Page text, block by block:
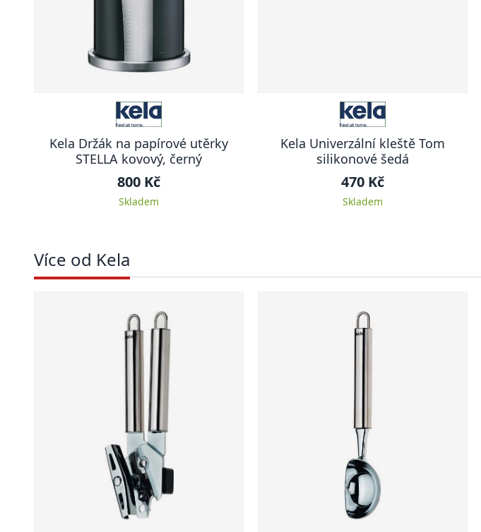
Kela Držák na papírové utěrky
STELLA kovový, černý
800 Kč
Skladem
Kela Univerzální kleště Tom
silikonové šedá
470 Kč
Skladem
Více od Kela